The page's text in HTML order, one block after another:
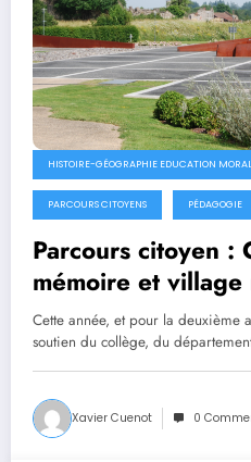
HISTOIRE-GÉOGRAPHIE EDUCATION
PARCOURS CITOYENS PÉDAGOGIE
Parcours citoyen :
mémoire et village
sur-Glane 2023-
Cette année, et pour la deuxième
soutien du collège, du
Xavier Cuenot 0